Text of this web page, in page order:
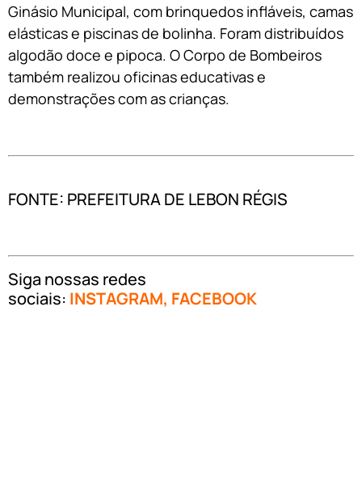
Ginásio Municipal, com brinquedos infláveis, camas
elásticas e piscinas de bolinha. Foram distribuídos
algodão doce e pipoca. O Corpo de Bombeiros
também realizou oficinas educativas e
demonstrações com as crianças.
FONTE: PREFEITURA DE LEBON RÉGIS
Siga nossas redes
sociais: INSTAGRAM, FACEBOOK